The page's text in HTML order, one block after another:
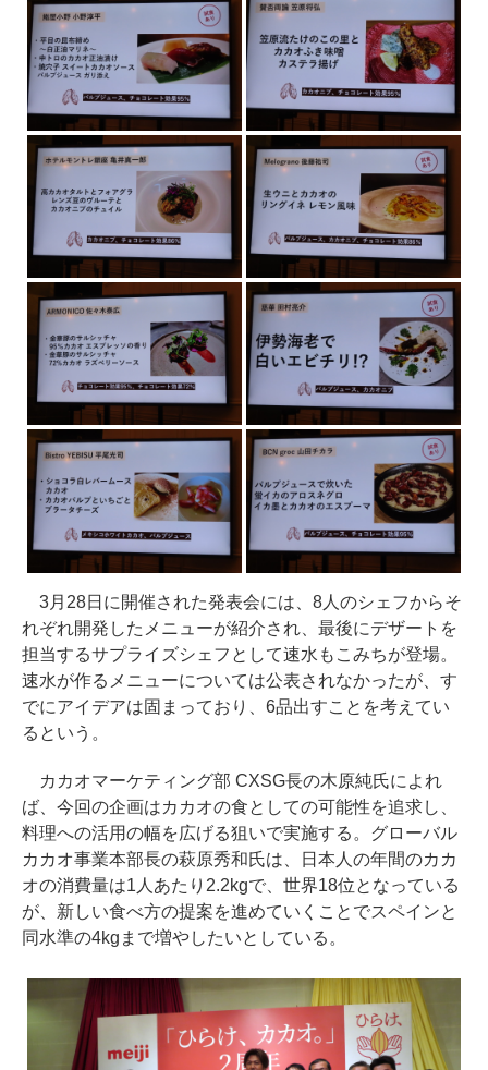
3月28日に開催された発表会には、8人のシェフからそ
れぞれ開発したメニューが紹介され、最後にデザートを
担当するサプライズシェフとして速水もこみちが登場。
速水が作るメニューについては公表されなかったが、す
でにアイデアは固まっており、6品出すことを考えてい
るという。
カカオマーケティング部 CXSG長の木原純氏によれ
ば、今回の企画はカカオの食としての可能性を追求し、
料理への活用の幅を広げる狙いで実施する。グローバル
カカオ事業本部長の萩原秀和氏は、日本人の年間のカカ
オの消費量は1人あたり2.2kgで、世界18位となっている
が、新しい食べ方の提案を進めていくことでスペインと
同水準の4kgまで増やしたいとしている。